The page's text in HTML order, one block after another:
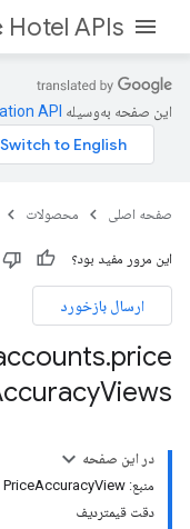
Hotel APIs
این صفحه به‌وسیله
صفحه اصلی محصولات
این مرور مفید بود؟
ارسال بازخورد
.price
Views
در این صفحه
منبع: PriceAccuracyView
دقت قیمتردیف